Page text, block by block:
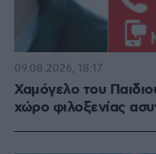
Χαμόγελο του
χώρο φιλοξενίας
09.08.2026, 18:17